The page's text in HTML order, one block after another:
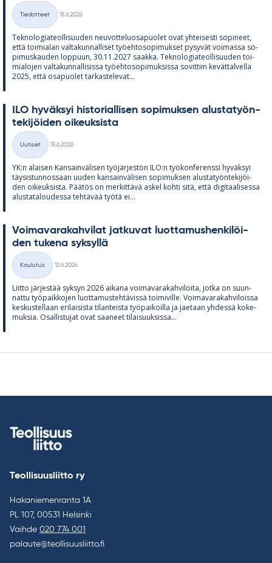
Kategoriat
Tiedotteet
15.6.2026
Tek­no­lo­gia­teol­li­suu­den neu­vot­te­luos­a­puo­let ovat yh­tei­sesti so­pi­neet,
että toi­mia­lan val­ta­kun­nal­li­set työ­eh­to­so­pi­muk­set py­sy­vät voi­massa so­
pi­mus­kau­den lop­puun, 30.11.2027 saakka. Tek­no­lo­gia­teol­li­suu­den toi­
mia­lo­jen val­ta­kun­nal­li­sissa työ­eh­to­so­pi­muk­sissa so­vit­tiin ke­vät­tal­vella
2025, että os­a­puo­let tar­kas­te­le­vat...
ILO hy­väk­syi his­to­rial­li­sen so­pi­muk­sen alus­ta­työn­
te­ki­jöi­den oi­keuk­sista
Kategoriat
Uutiset
15.6.2026
YK:n alai­sen Kan­sain­vä­li­sen työ­jär­jes­tön ILO:n työ­kon­fe­renssi hy­väk­syi
täy­sis­tun­nos­saan uu­den kan­sain­vä­li­sen so­pi­muk­sen alus­ta­työn­te­ki­jöi­
den oi­keuk­sista. Pää­tös on mer­kit­tävä as­kel kohti sitä, että di­gi­taa­li­sessa
alus­ta­ta­lou­dessa teh­tä­vää työtä ei...
Voi­ma­va­ra­kah­vi­lat jat­ku­vat luot­ta­mus­hen­ki­löi­
den tu­kena syk­syllä
Kategoriat
Koulutus
12.6.2026
Liitto jär­jes­tää syk­syn 2026 ai­kana voi­ma­va­ra­kah­vi­loita, jotka on suun­
nattu työ­paik­ko­jen luot­ta­mus­teh­tä­vissä toi­mi­ville. Voi­ma­va­ra­kah­vi­loissa
kes­kus­tel­laan eri­lai­sista ti­lan­teista työ­pai­koilla ja jae­taan yh­dessä ko­ke­
muk­sia. Osal­lis­tu­jat ovat saa­neet ti­lai­suuk­sissa...
Teollisuusliitto ry
Hakaniemenranta 1A
PL 107, 00531 Helsinki
Vaihde 020 774 001
palaute@teollisuusliitto.fi